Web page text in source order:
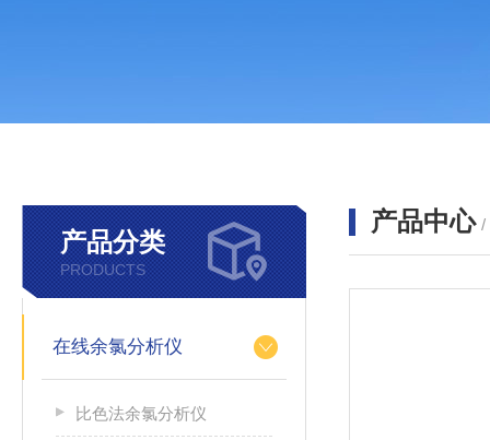
产品分类
PRODUCTS
在线余氯分析仪
比色法余氯分析仪
产品中心 /